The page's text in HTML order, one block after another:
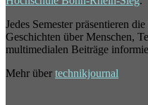
Jedes Semester präsentieren
Geschichten über Menschen,
multimedialen Beiträge
Mehr über technikjournal